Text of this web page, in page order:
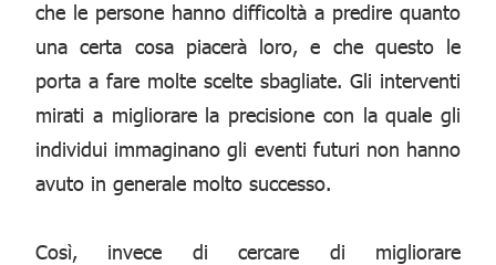
che le persone hanno difficoltà a predire quanto
una certa cosa piacerà loro, e che questo le
porta a fare molte scelte sbagliate. Gli interventi
mirati a migliorare la precisione con la quale gli
individui immaginano gli eventi futuri non hanno
avuto in generale molto successo.
Così, invece di cercare di migliorare